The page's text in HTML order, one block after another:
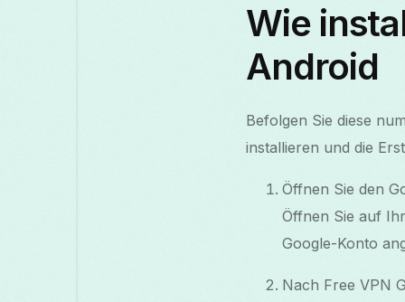
Wie
Android
Befolgen Sie diese
installieren und die
Öffnen Sie den
Öffnen Sie auf
Google-Konto
Nach Free VPN